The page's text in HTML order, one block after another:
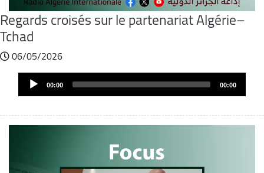
Regards croisés sur le partenariat Algérie–
Tchad
06/05/2026
Fichier
Audio
Player 00:00 00:00